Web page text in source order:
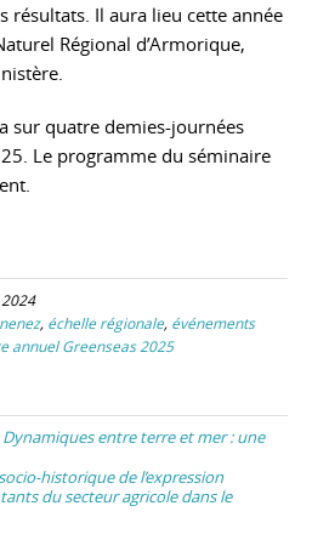
résultats. Il aura lieu cette année
Régional d’Armorique,
sur quatre demies-journées
Le programme du séminaire
, échelle régionale, événements
annuel Greenseas 2025
Dynamiques entre terre et mer : une
historique de l’expression
du secteur agricole dans le